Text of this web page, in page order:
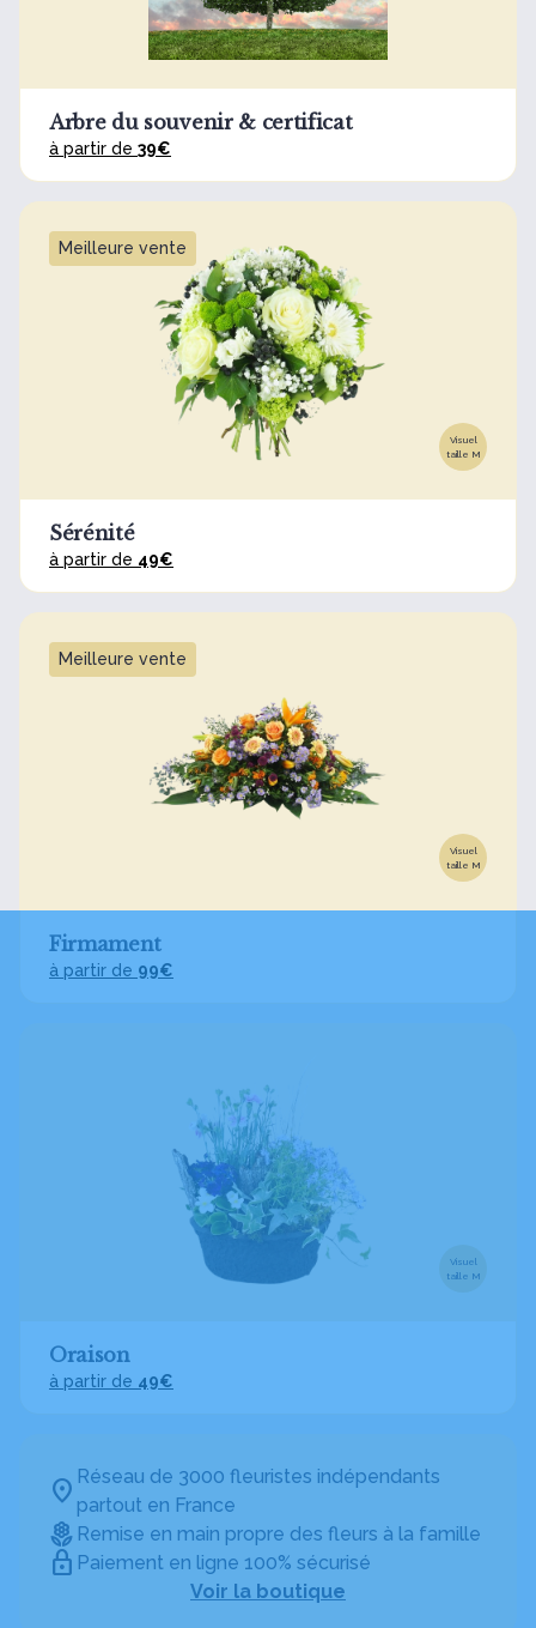
Réseau de 3000 fleuristes indépendants
partout en France
Remise en main propre des fleurs à la famille
Paiement en ligne 100% sécurisé
Voir la boutique
Arbre du souvenir & certificat
à partir de 39€
Meilleure vente
Visuel
taille M
Sérénité
à partir de 49€
Meilleure vente
Visuel
taille M
Firmament
à partir de 99€
Visuel
taille M
Oraison
à partir de 49€